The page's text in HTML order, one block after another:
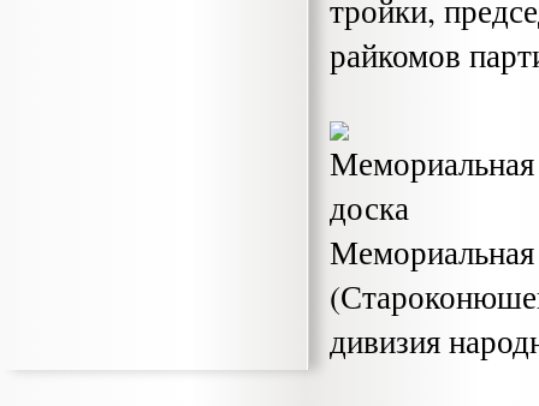
тройки,
райкомов
дивизия